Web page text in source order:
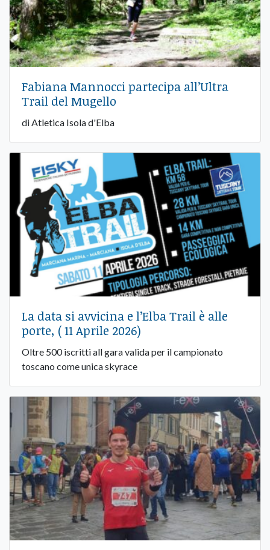
Fabiana Mannocci partecipa all’Ultra
Trail del Mugello
di Atletica Isola d'Elba
La data si avvicina e l’Elba Trail è alle
porte, ( 11 Aprile 2026)
Oltre 500 iscritti all gara valida per il campionato
toscano come unica skyrace